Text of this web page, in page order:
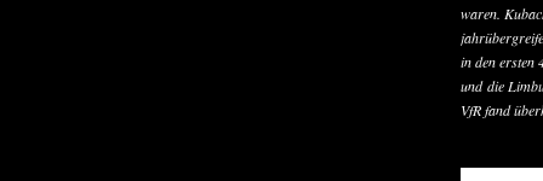
waren.
in den ersten
und die
VfR fand